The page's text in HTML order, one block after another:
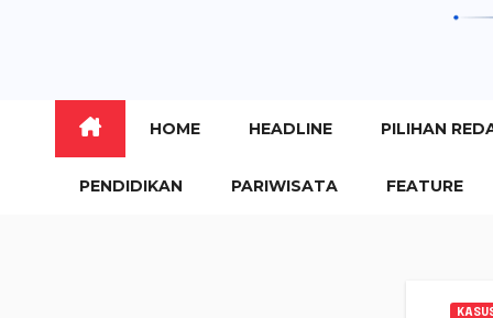
HOME HEADLINE PILIHAN
PENDIDIKAN PARIWISATA FEATURE